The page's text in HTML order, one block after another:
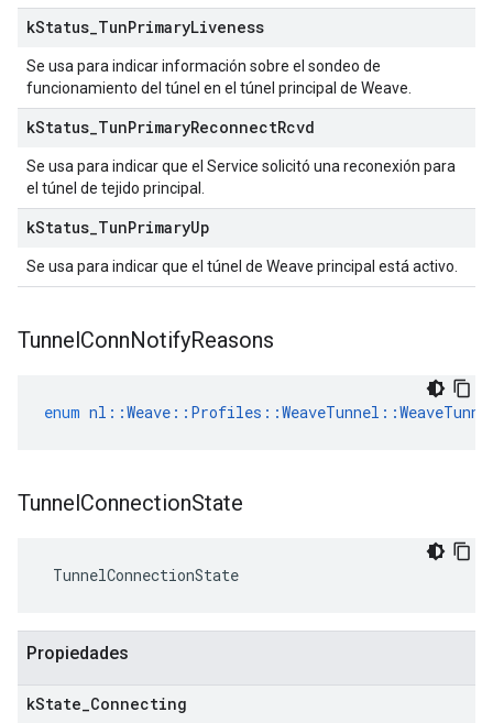
kStatus TunPrimaryLiveness
Se usa para indicar información sobre el sondeo de
funcionamiento del túnel en el túnel principal de Weave.
kStatus TunPrimaryReconnectRcvd
Se usa para indicar que el Service solicitó una reconexión para
el túnel de tejido principal.
kStatus TunPrimaryUp
Se usa para indicar que el túnel de Weave principal está activo.
TunnelConnNotifyReasons
enum nl ::Weave :: Profiles ::WeaveTunnel ::
TunnelConnectionState
TunnelConnectionState
Propiedades
kState Connecting